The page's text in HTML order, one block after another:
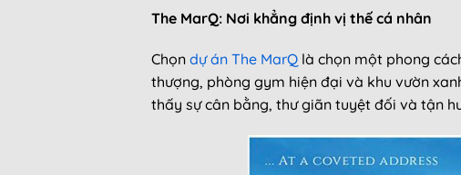
The MarQ: Nơi khẳng định vị thế cá nhân
Chọndự án The MarQ là chọn một phong
thượng, phòng gym hiện đại và khu vườn
thấy sự cân bằng, thư giãn tuyệt đối và tận